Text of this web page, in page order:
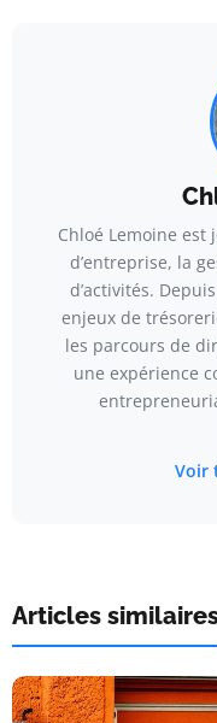
Chloé Lemoine est
d’entreprise, la
d’activités.
enjeux de
les parcours de
une expérience
Voir
Articles